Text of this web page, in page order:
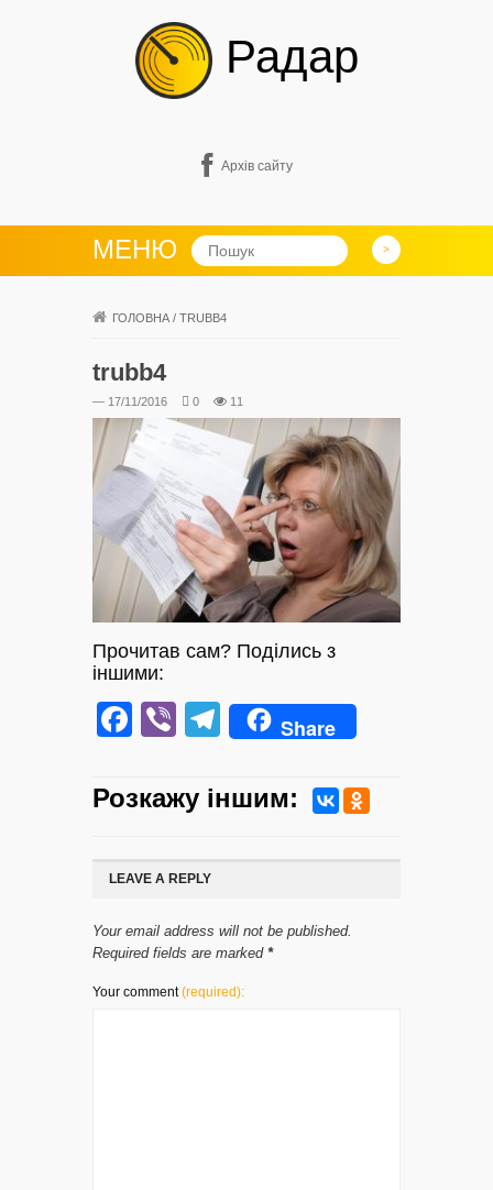
Радар
Архів сайту
МЕНЮ
ГОЛОВНА / TRUBB4
trubb4
— 17/11/2016 0 11
Прочитав сам? Поділись з
іншими:
Facebook
ViberTelegram
Share
Розкажу iншим:
LEAVE A REPLY
Your email address will not be published.
Required fields are marked *
Your comment(required):